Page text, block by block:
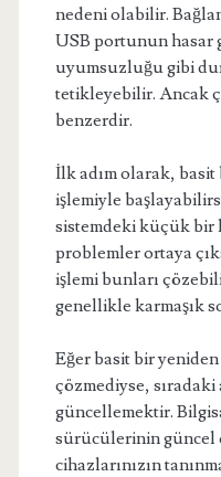
nedeni olabilir.
USB portunun hasar
uyumsuzluğu gibi
tetikleyebilir. Ancak
benzerdir.
İlk adım olarak,
işlemiyle
sistemdeki küçük bir
problemler ortaya
işlemi bunları
genellikle karmaşık
Eğer basit bir
çözmediyse,
güncellemektir.
sürücülerinin güncel
cihazlarınızın